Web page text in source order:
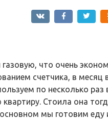
что очень
счетчика, в месяц
по несколько раз
Стоила она
мы готовим еду